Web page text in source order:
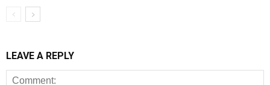
LEAVE A REPLY